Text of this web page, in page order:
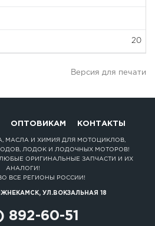
20
Версия для печати
ОПТОВИКАМ КОНТАКТЫ
МАСЛА И ХИМИЯ ДЛЯ МОТОЦИКЛОВ,
ЛОДОК И ЛОДОЧНЫХ МОТОРОВ!
ОРИГИНАЛЬНЫЕ ЗАПЧАСТИ И ИХ
АНАЛОГИ!
ВСЕ РЕГИОНЫ РОССИИ!
УЛ.ВОКЗАЛЬНАЯ 18
892-60-51